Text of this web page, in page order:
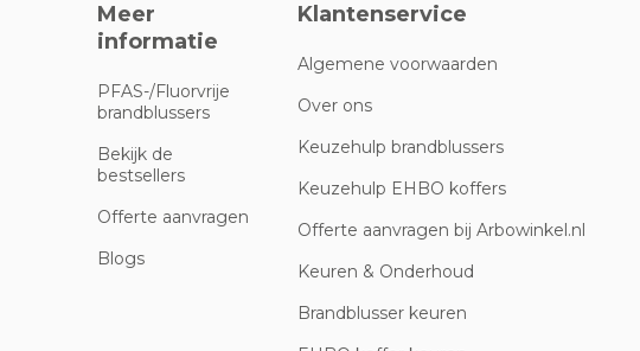
Meer
informatie
PFAS-/Fluorvrije
brandblussers
Bekijk de
bestsellers
Offerte aanvragen
Blogs
Klantenservice
Algemene voorwaarden
Over ons
Keuzehulp brandblussers
Keuzehulp EHBO koffers
Offerte aanvragen bij Arbowinkel.nl
Keuren & Onderhoud
Brandblusser keuren